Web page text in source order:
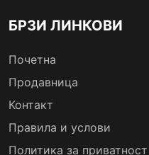
БРЗИ ЛИНКОВИ
Почетна
Продавница
Контакт
Правила и услови
Политика за приватност